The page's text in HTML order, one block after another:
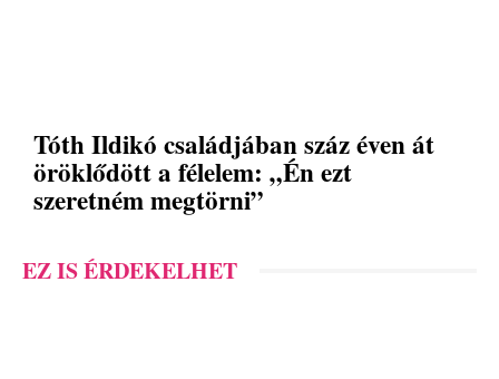
Tóth Ildikó családjában száz éven át
öröklődött a félelem: „Én ezt
szeretném megtörni”
EZ IS ÉRDEKELHET